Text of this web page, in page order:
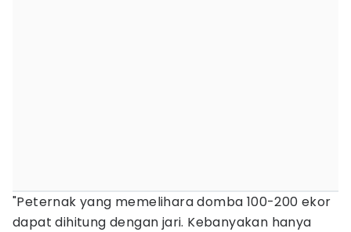
"Peternak yang memelihara domba 100-200 ekor
dapat dihitung dengan jari. Kebanyakan hanya